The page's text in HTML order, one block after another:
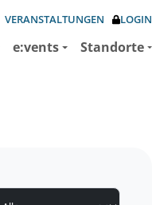
VERANSTALTUNGEN LOGIN
e:vents Standorte